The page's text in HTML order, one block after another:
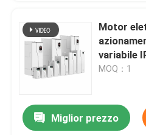
Motor
variabile
Controllo
MOQ：1
Miglior prezzo